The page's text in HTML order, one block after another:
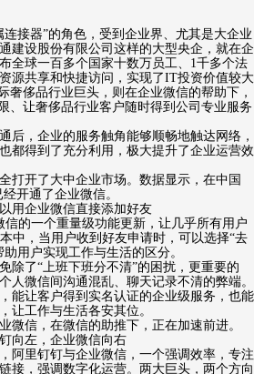
接器”的角色，受到企业界、尤其是大企业
建设股份有限公司这样的大型央企，就在企
全球一百多个国家十数万员工、1千多个法
源共享和快捷访问，实现了IT投资价值较大
奢侈品行业巨头，则在企业微信的帮助下，
、让奢侈品行业客户随时得到公司专业服务
，企业的服务触角能够顺畅地触达网络，
都得到了充分利用，极大提升了企业运营效
开了大中企业市场。数据显示，在中国
开通了企业微信。
企业微信直接添加好友
的一个重量级功能更新，让几乎所有用户
中，当用户收到好友申请时，可以选择“去
用户实现工作与生活的区分。
了“上班下班分不清”的困扰，更重要的
人微信间沟通混乱、聊天记录不清的弊端。
能让客户得到实名认证的企业级服务，也能
让工作与生活各安其位。
信，在微信的助推下，正在加速前进。
左，企业微信向右
里钉钉与企业微信，一个强调效率，专注
接，强调数字化运营。两大巨头，两个方向